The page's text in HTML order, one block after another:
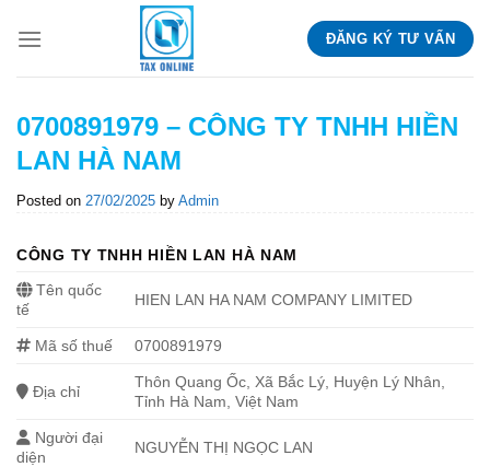
ĐĂNG KÝ TƯ VẤN
0700891979 – CÔNG TY TNHH HIỀN
LAN HÀ NAM
Posted on 27/02/2025 by Admin
CÔNG TY TNHH HIỀN LAN HÀ NAM
Tên quốc
tế
HIEN LAN HA NAM COMPANY LIMITED
Mã số thuế 0700891979
Địa chỉ
Thôn Quang Ốc, Xã Bắc Lý, Huyện Lý Nhân,
Tỉnh Hà Nam, Việt Nam
Người đại
diện
NGUYỄN THỊ NGỌC LAN